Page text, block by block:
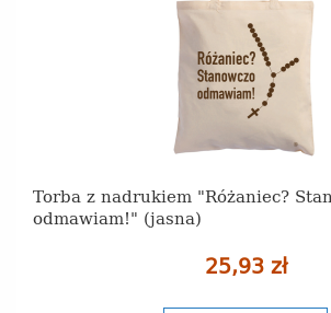
Torba z nadrukiem "Różaniec?
odmawiam!" (jasna)
25,93 zł